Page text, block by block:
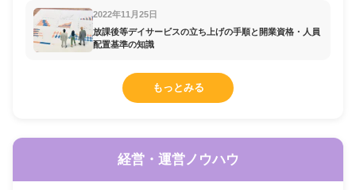
2022年11月25日
放課後等デイサービスの立ち上げの手順と開業資格・人員
配置基準の知識
もっとみる
経営・運営ノウハウ